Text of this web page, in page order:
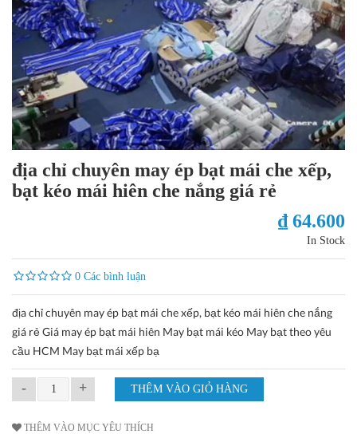
địa chỉ chuyên may ép bạt mái che xếp,
bạt kéo mái hiên che nắng giá rẻ
₫ 64.600
In Stock
0 Các bình luận
địa chỉ chuyên may ép bạt mái che xếp, bạt kéo mái hiên che nắng
giá rẻ Giá may ép bạt mái hiên May bạt mái kéo May bạt theo yêu
cầu HCM May bạt mái xếp bạ
- +
THÊM VÀO MỤC YÊU THÍCH